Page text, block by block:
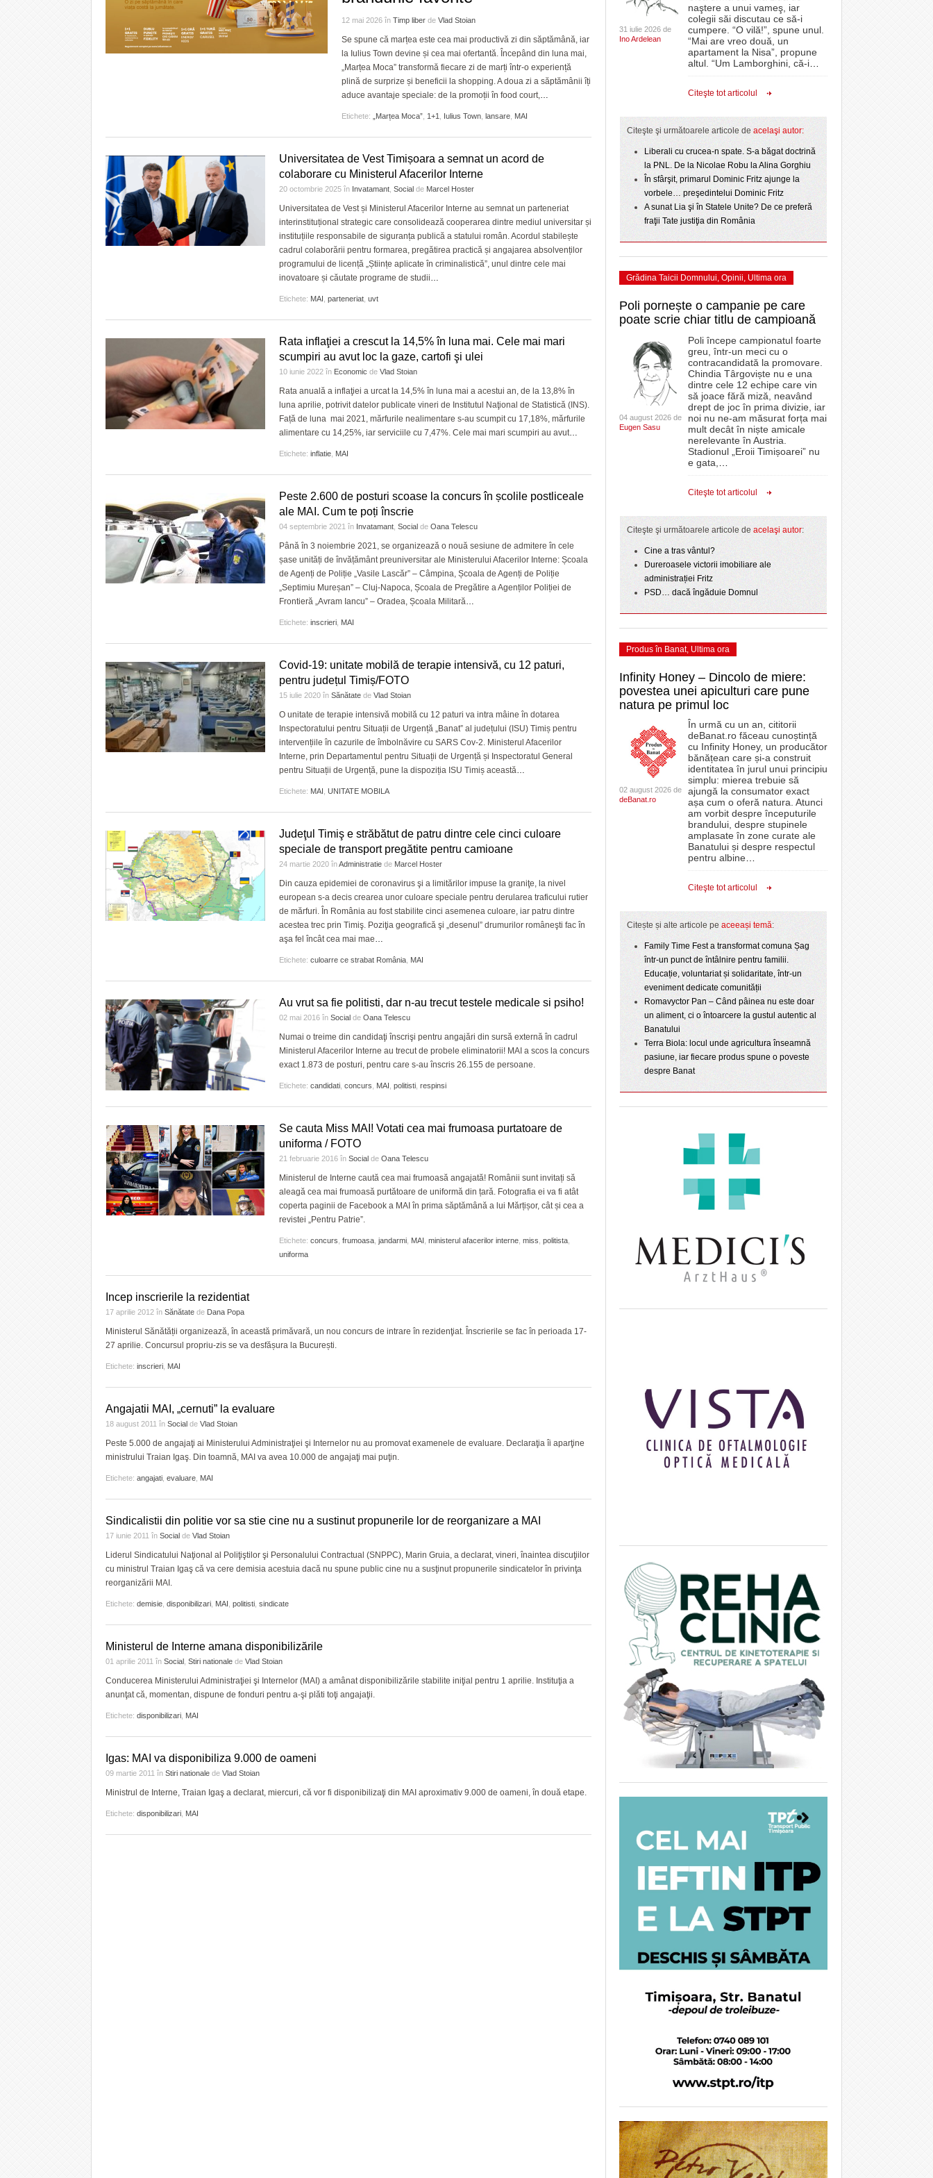
Inaugurare de Ziua Timișoarei. Turnul de apă
din Iosefin e oficial, de vineri, obiectiv turistic și
centru destinat evenimentelor culturale/FOTO-
31 July 2026
Dominic Fritz denunţă un amendament introdus
special pentru el de PSD: Doar în țările
bananiere e folosită legea împotriva unui
adversar politic - 30 July 2026
Raul Olajos e noul purtător de cuvânt al PNL
Timiș. Mădălin Bunoiu se mută în conducere la
2026
dramatic în barajul de promovare- acum 1 zi
Politehnica încheie cantonamentul cu o victorie
și vine acasă cu moralul ridicat
- 25 July 2026
Pe drumul cel bun. Poli a învins o echipă de
Serie A, USD Lecce
ZIARISTU’ DE
CU OIŞTEA-N
KIERKEGAARD
FINANŢĂRI DE LA A
JOCURI ONLINE
Sărbătoarea continuă! Zeci de mii de oameni
au celebrat a treia seară la rând Ziua Timișoarei
- 2 August 2026
Iniţiativă inedită pentru Zilele Orașului
talentelor locale- 2 August 2026
View all
proiectelor derulate de instituție din fonduri
europene/FOTO- 11 December 2025
ANAF oferă persoanelor fizice posibilitatea să
beneficieze de Declarația Unică 212
2025
View all
CLIPURI VIDEO
JOCURI ONLINE
DIVERSE
FARMACII DIN
GRĂDINIŢE DIN TIMIŞ
PRIMĂRIILE DIN TIMIŞ
SFATUL MEDICULUI
SFATURI JURIDICE
12 mai 2026 în Timp liber de Vlad Stoian
Se spune că marțea este cea mai productivă zi din săptămână, iar
la Iulius Town devine și cea mai ofertantă. Începând din luna mai,
„Marțea Moca” transformă fiecare zi de marți într-o experiență
plină de surprize și beneficii la shopping. A doua zi a săptămânii îți
aduce avantaje speciale: de la promoții în food court,…
Etichete: „Marțea Moca” 1+1 Iulius Town lansare MAI
Universitatea de Vest Timișoara a semnat un acord de
colaborare cu Ministerul Afacerilor Interne
20 octombrie 2025 în Invatamant Social de Marcel Hoster
Universitatea de Vest și Ministerul Afacerilor Interne au semnat un parteneriat
interinstituțional strategic care consolidează cooperarea dintre mediul universitar și
instituțiile responsabile de siguranța publică a statului român. Acordul stabilește
cadrul colaborării pentru formarea, pregătirea practică și angajarea absolvenților
programului de licență „Științe aplicate în criminalistică”, unul dintre cele mai
inovatoare și căutate programe de studii…
Etichete: MAI parteneriat uvt
Rata inflaţiei a crescut la 14,5% în luna mai. Cele mai mari
scumpiri au avut loc la gaze, cartofi şi ulei
10 iunie 2022 în Economic de Vlad Stoian
Rata anuală a inflaţiei a urcat la 14,5% în luna mai a acestui an, de la 13,8% în
luna aprilie, potrivit datelor publicate vineri de Institutul Naţional de Statistică (INS).
Față de luna mai 2021, mărfurile nealimentare s-au scumpit cu 17,18%, mărfurile
alimentare cu 14,25%, iar serviciile cu 7,47%. Cele mai mari scumpiri au avut…
Etichete: inflatie MAI
Peste 2.600 de posturi scoase la concurs în școlile postliceale
ale MAI. Cum te poți înscrie
04 septembrie 2021 în Invatamant Social de Oana Telescu
Până în 3 noiembrie 2021, se organizează o nouă sesiune de admitere în cele
șase unități de învățământ preuniversitar ale Ministerului Afacerilor Interne: Școala
de Agenți de Poliție „Vasile Lascăr” – Câmpina, Școala de Agenți de Poliție
„Septimiu Mureșan” – Cluj-Napoca, Școala de Pregătire a Agenților Poliției de
Frontieră „Avram Iancu” – Oradea, Școala Militară…
Etichete: inscrieri MAI
Covid-19: unitate mobilă de terapie intensivă, cu 12 paturi,
pentru județul Timiș/FOTO
15 iulie 2020 în Sănătate de Vlad Stoian
O unitate de terapie intensivă mobilă cu 12 paturi va intra mâine în dotarea
Inspectoratului pentru Situații de Urgență „Banat” al județului (ISU) Timiș pentru
intervențiile în cazurile de îmbolnăvire cu SARS Cov-2. Ministerul Afacerilor
Interne, prin Departamentul pentru Situații de Urgență și Inspectoratul General
pentru Situații de Urgență, pune la dispoziția ISU Timiș această…
Etichete: MAI UNITATE MOBILA
Judeţul Timiş e străbătut de patru dintre cele cinci culoare
speciale de transport pregătite pentru camioane
24 martie 2020 înAdministratie de Marcel Hoster
Din cauza epidemiei de coronavirus şi a limitărilor impuse la graniţe, la nivel
european s-a decis crearea unor culoare speciale pentru derularea traficului rutier
de mărfuri. În România au fost stabilite cinci asemenea culoare, iar patru dintre
acestea trec prin Timiş. Poziţia geografică şi „desenul” drumurilor româneşti fac în
aşa fel încât cea mai mae…
Etichete: culoarre ce strabat România MAI
Au vrut sa fie politisti, dar n-au trecut testele medicale si psiho!
02 mai 2016 în Social de Oana Telescu
Numai o treime din candidaţi înscrişi pentru angajări din sursă externă în cadrul
Ministerul Afacerilor Interne au trecut de probele eliminatorii! MAI a scos la concurs
exact 1.873 de posturi, pentru care s-au înscris 26.155 de persoane.
Etichete: candidati concurs MAI politisti respinsi
Se cauta Miss MAI! Votati cea mai frumoasa purtatoare de
uniforma / FOTO
21 februarie 2016 în Social de Oana Telescu
Ministerul de Interne caută cea mai frumoasă angajată! Românii sunt invitați să
aleagă cea mai frumoasă purtătoare de uniformă din țară. Fotografia ei va fi atât
coperta paginii de Facebook a MAI în prima săptămână a lui Mărțișor, cât și cea a
revistei „Pentru Patrie”.
Etichete: concurs frumoasa jandarmi MAI ministerul afacerilor interne miss politista
uniforma
Incep inscrierile la rezidentiat
17 aprilie 2012 în Sănătate de Dana Popa
Ministerul Sănătății organizează, în această primăvară, un nou concurs de intrare în rezidenţiat. Înscrierile se fac în perioada 17-
27 aprilie. Concursul propriu-zis se va desfășura la București.
Etichete: inscrieri MAI
Angajatii MAI, „cernuti” la evaluare
18 august 2011 în Social de Vlad Stoian
Peste 5.000 de angajaţi ai Ministerului Administraţiei şi Internelor nu au promovat examenele de evaluare. Declaraţia îi aparţine
ministrului Traian Igaş. Din toamnă, MAI va avea 10.000 de angajaţi mai puţin.
Etichete: angajati evaluare MAI
Sindicalistii din politie vor sa stie cine nu a sustinut propunerile lor de reorganizare a MAI
17 iunie 2011 în Social de Vlad Stoian
Liderul Sindicatului Naţional al Poliţiştilor şi Personalului Contractual (SNPPC), Marin Gruia, a declarat, vineri, înaintea discuţiilor
cu ministrul Traian Igaş că va cere demisia acestuia dacă nu spune public cine nu a susţinut propunerile sindicatelor în privinţa
reorganizării MAI.
Etichete: demisie disponibilizari MAI politisti sindicate
Ministerul de Interne amana disponibilizările
01 aprilie 2011 în Social Stiri nationale de Vlad Stoian
Conducerea Ministerului Administraţiei şi Internelor (MAI) a amânat disponibilizările stabilite iniţial pentru 1 aprilie. Instituţia a
anunţat că, momentan, dispune de fonduri pentru a-şi plăti toţi angajaţii.
Etichete: disponibilizari MAI
Igas: MAI va disponibiliza 9.000 de oameni
09 martie 2011 în Stiri nationale de Vlad Stoian
Ministrul de Interne, Traian Igaş a declarat, miercuri, că vor fi disponibilizaţi din MAI aproximativ 9.000 de oameni, în două etape.
Etichete: disponibilizari MAI
31 iulie 2026 de
Ino Ardelean
naştere a unui vameş, iar
colegii săi discutau ce să-i
cumpere. “O vilă!”, spune unul.
“Mai are vreo două, un
apartament la Nisa”, propune
altul. “Um Lamborghini, că-i
Citeşte tot articolul
Citeşte şi următoarele articole de acelaşi autor:
Liberali cu crucea-n spate. S-a băgat doctrină
la PNL. De la Nicolae Robu la Alina Gorghiu
În sfârşit, primarul Dominic Fritz ajunge la
vorbele… preşedintelui Dominic Fritz
A sunat Lia şi în Statele Unite? De ce preferă
fraţii Tate justiţia din România
Grădina Taicii Domnului, Opinii, Ultima ora
Poli pornește o campanie pe care
poate scrie chiar titlu de campioană
04 august 2026 de
Eugen Sasu
Poli începe campionatul foarte
greu, într-un meci cu o
contracandidată la promovare.
Chindia Târgoviște nu e una
dintre cele 12 echipe care vin
să joace fără miză, neavând
drept de joc în prima divizie, iar
noi nu ne-am măsurat forța mai
mult decât în niște amicale
nerelevante în Austria.
Stadionul „Eroii Timișoarei” nu
e gata,
Citeşte tot articolul
Citeşte şi următoarele articole de acelaşi autor:
Cine a tras vântul?
Dureroasele victorii imobiliare ale
administrației Fritz
PSD… dacă îngăduie Domnul
Produs în Banat, Ultima ora
Infinity Honey – Dincolo de miere:
povestea unei apiculturi care pune
natura pe primul loc
02 august 2026 de
deBanat.ro
În urmă cu un an, cititorii
deBanat.ro făceau cunoștință
cu Infinity Honey, un producător
bănățean care și-a construit
identitatea în jurul unui principiu
simplu: mierea trebuie să
ajungă la consumator exact
așa cum o oferă natura. Atunci
am vorbit despre începuturile
brandului, despre stupinele
amplasate în zone curate ale
Banatului și despre respectul
pentru albine
Citeşte tot articolul
Citește și alte articole pe aceeași temă:
Family Time Fest a transformat comuna Șag
într-un punct de întâlnire pentru familii.
Educație, voluntariat și solidaritate, într-un
eveniment dedicate comunității
Romavyctor Pan – Când pâinea nu este doar
un aliment, ci o întoarcere la gustul autentic al
Banatului
Terra Biola: locul unde agricultura înseamnă
pasiune, iar fiecare produs spune o poveste
despre Banat